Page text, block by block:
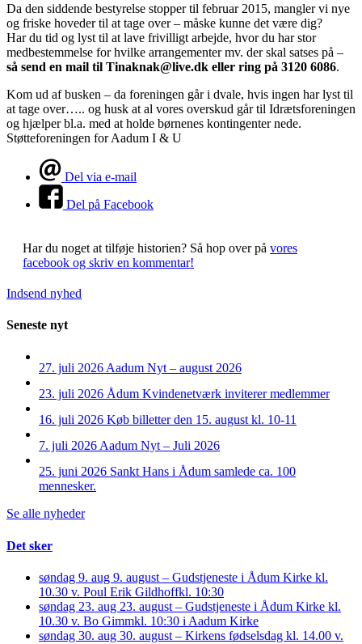
Da den siddende bestyrelse stopper til februar 2015, mangler vi nye
og friske hoveder til at tage over – måske kunne det være dig?
Har du tid og lyst til at lave frivilligt arbejde, hvor du har stor
medbestemmelse for hvilke arrangementer mv. der skal satses på –
så send en mail til Tinaknak@live.dk eller ring på 3120 6086.
Kom ud af busken – da foreningen går i dvale, hvis ingen har lyst til
at tage over….. og husk at al vores overskud går til Idrætsforeningen
og hjælper bl.a. med at holde børnenes kontingenter nede.
Støtteforeningen for Aadum I & U
Del via e-mail
Del på Facebook
Har du noget at tilføje historien? Så hop over på vores
facebook og skriv en kommentar!
Indsend nyhed
Seneste nyt
27. juli 2026 Aadum Nyt – august 2026
23. juli 2026 Ådum Kvindenetværk inviterer medlemmer
16. juli 2026 Køb billetter den 15. august kl. 10-11
7. juli 2026 Aadum Nyt – Juli 2026
25. juni 2026 Sankt Hans i Ådum samlede ca. 100
mennesker.
Se alle nyheder
Det sker
søndag 9. aug 9. august – Gudstjeneste i Ådum Kirke kl.
10.30 v. Poul Erik Gildhoffkl. 10:30
søndag 23. aug 23. august – Gudstjeneste i Ådum Kirke kl.
10.30 v. Bo Gimmkl. 10:30 i Aadum Kirke
søndag 30. aug 30. august – Kirkens fødselsdag kl. 14.00 v.